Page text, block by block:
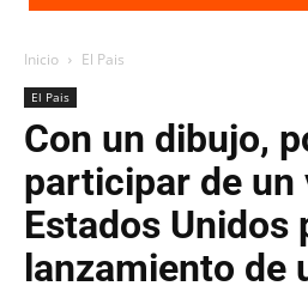
Inicio El Pais
El Pais
Con un dibujo,
participar de un
Estados Unidos
lanzamiento de